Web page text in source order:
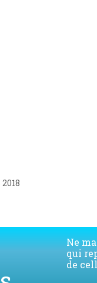
Ne
qui
de